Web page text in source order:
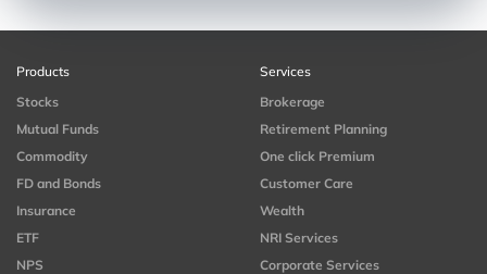
Products
Stocks
Mutual Funds
Commodity
FD and Bonds
Insurance
ETF
NPS
Services
Brokerage
Retirement Planning
One click Premium
Customer Care
Wealth
NRI Services
Corporate Services